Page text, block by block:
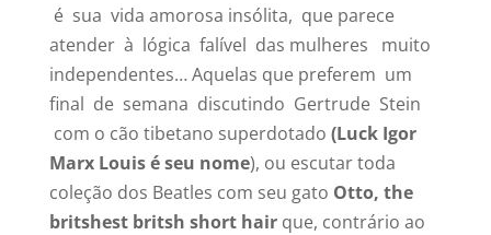
é sua vida amorosa insólita, que parece
atender à lógica falível das mulheres muito
independentes… Aquelas que preferem um
final de semana discutindo Gertrude Stein
com o cão tibetano superdotado (Luck Igor
Marx Louis é seu nome), ou escutar toda
coleção dos Beatles com seu gato Otto, the
britshest britsh short hair que, contrário ao